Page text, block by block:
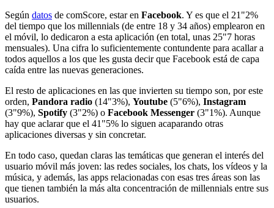
Según datos de comScore, estar en Facebook. Y es que el 21"2%
del tiempo que los millennials (de entre 18 y 34 años) emplearon en
el móvil, lo dedicaron a esta aplicación (en total, unas 25"7 horas
mensuales). Una cifra lo suficientemente contundente para acallar a
todos aquellos a los que les gusta decir que Facebook está de capa
caída entre las nuevas generaciones.
El resto de aplicaciones en las que invierten su tiempo son, por este
orden, Pandora radio (14"3%), Youtube (5"6%), Instagram
(3"9%), Spotify (3"2%) o Facebook Messenger (3"1%). Aunque
hay que aclarar que el 41"5% lo siguen acaparando otras
aplicaciones diversas y sin concretar.
En todo caso, quedan claras las temáticas que generan el interés del
usuario móvil más joven: las redes sociales, los chats, los vídeos y la
música, y además, las apps relacionadas con esas tres áreas son las
que tienen también la más alta concentración de millennials entre sus
usuarios.